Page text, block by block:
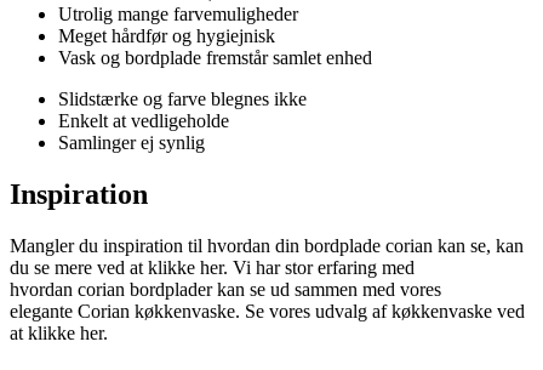
Utrolig mange farvemuligheder
Meget hårdfør og hygiejnisk
Vask og bordplade fremstår samlet enhed
Slidstærke og farve blegnes ikke
Enkelt at vedligeholde
Samlinger ej synlig
Inspiration
Mangler du inspiration til hvordan din bordplade corian kan se, kan
du se mere ved at klikke her. Vi har stor erfaring med
hvordan corian bordplader kan se ud sammen med vores
elegante Corian køkkenvaske. Se vores udvalg af køkkenvaske ved
at klikke her.